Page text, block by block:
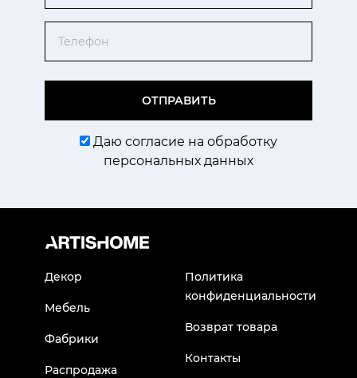
ОТПРАВИТЬ
Даю согласие на обработку
персональных данных
Декор
Мебель
Фабрики
Распродажа
Политика
конфиденциальности
Возврат товара
Контакты